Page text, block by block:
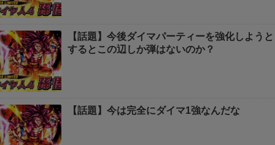
【話題】今後ダイマパーティーを強化しようと
するとこの辺しか弾はないのか？
【話題】今は完全にダイマ1強なんだな